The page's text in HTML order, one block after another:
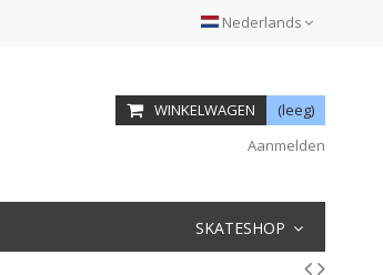
Nederlands
WINKELWAGEN
(leeg)
Aanmelden
SKATESHOP